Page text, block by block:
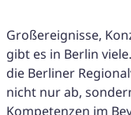
Großereignisse,
gibt es in Berlin
die Berliner
nicht nur ab,
Kompetenzen im